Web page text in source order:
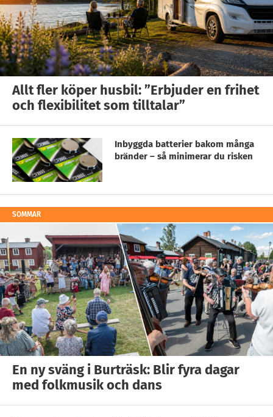
Allt fler köper husbil: ”Erbjuder en frihet
och flexibilitet som tilltalar”
Inbyggda batterier bakom många
bränder – så minimerar du risken
SOMMAR
En ny sväng i Burträsk: Blir fyra dagar
med folkmusik och dans